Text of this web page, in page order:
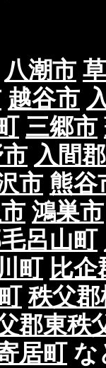
八潮市
越谷市
三郷市
入間
市 熊谷
鴻巣市
呂山町
町 比
秩父
郡東秩
居町な